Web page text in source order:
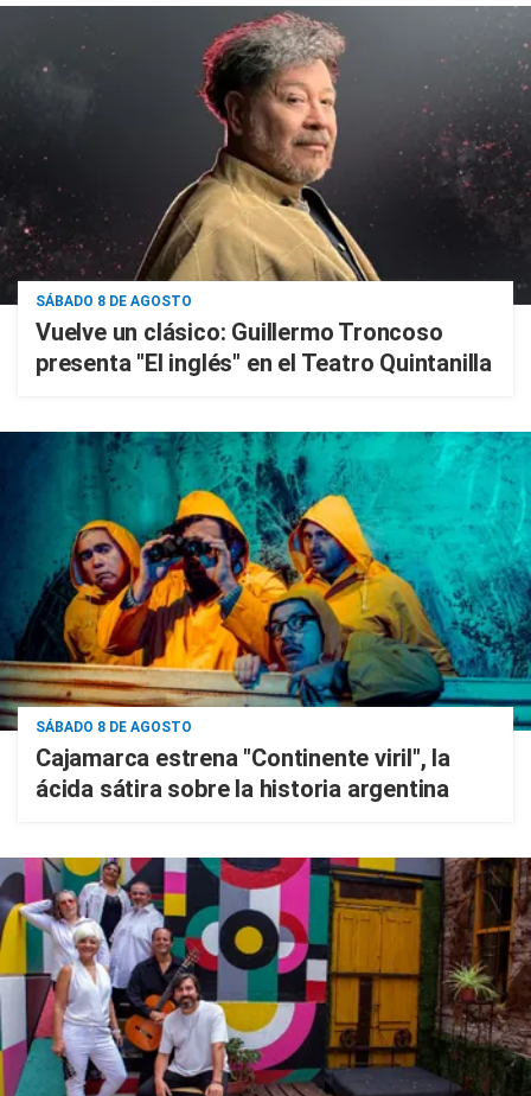
SÁBADO 8 DE AGOSTO
Vuelve un clásico: Guillermo Troncoso
presenta "El inglés" en el Teatro Quintanilla
SÁBADO 8 DE AGOSTO
Cajamarca estrena "Continente viril", la
ácida sátira sobre la historia argentina